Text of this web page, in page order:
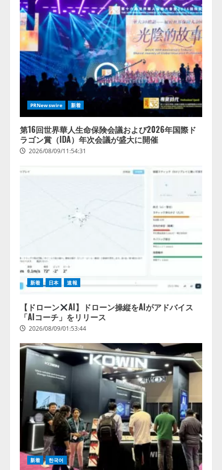
PRNewswire 新着
第16回世界華人生命保険会議および2026年国際ド
ラゴン賞（IDA）年次会議が盛大に開催
2026/08/09/11:54:31
新着 日本 速報
【ドローン
AI】ドローン操縦をAIがアドバイス
「AIコーチ」をリリース
2026/08/09/01:53:44
新着 한국어
2
【開催報告】次世代AIプラットフ
ォーム「TAIZA」および新サービ
スに関する記者発表会を開催
2026/08/07/17:53:45
lmessage、MCP接続機能を強化